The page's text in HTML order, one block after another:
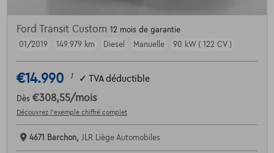
Ford Transit Custom 12 mois de garantie
01/2019
149.979 km Diesel Manuelle 90 kW ( 122 CV )
€14.990 1 ✓ TVA déductible
Dès €308,55/mois
Découvrez l’exemple chiffré complet
4671 Barchon, JLR Liège Automobiles